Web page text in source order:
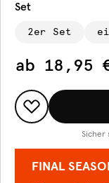
Set
2er Set
ab 18,95
Sicher
FINAL